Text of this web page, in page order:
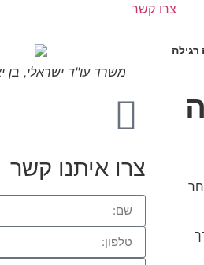
צרו קשר
רגילה
משרד עו"ד ישראלי, בן
צרו איתנו קשר